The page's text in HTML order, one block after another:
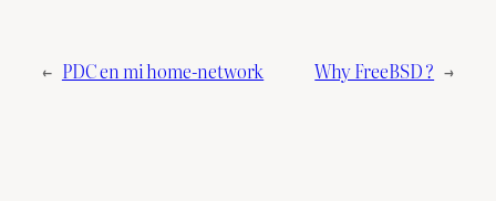
← PDC en mi home-network Why FreeBSD ? →